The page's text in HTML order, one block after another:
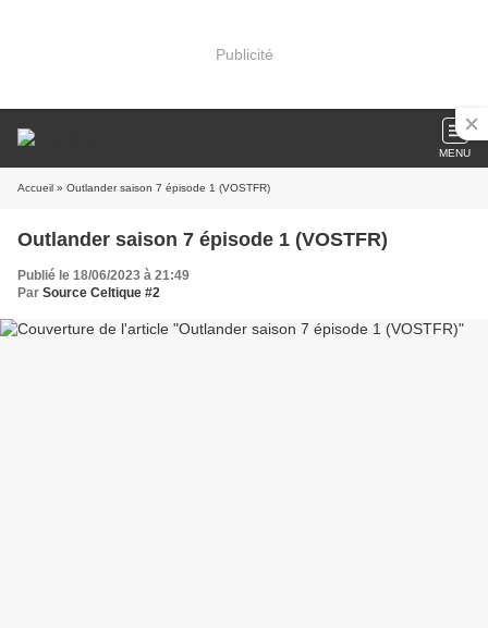
Publicité
MENU
Accueil » Outlander saison 7 épisode 1 (VOSTFR)
Outlander saison 7 épisode 1 (VOSTFR)
Publié le 18/06/2023 à 21:49
Par Source Celtique #2